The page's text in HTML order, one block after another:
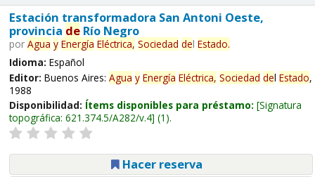
Estación transformadora San Antoni Oeste,
provincia deRío Negro
por Agua y Energía Eléctrica, Sociedad del Estado.
Idioma: Español
Editor: Buenos Aires: Agua y Energía Eléctrica, Sociedad del Estado,
1988
Disponibilidad: Ítems disponibles para préstamo: Signatura
topográfica: 621.374.5/A282/v.4 (1).
Hacer reserva